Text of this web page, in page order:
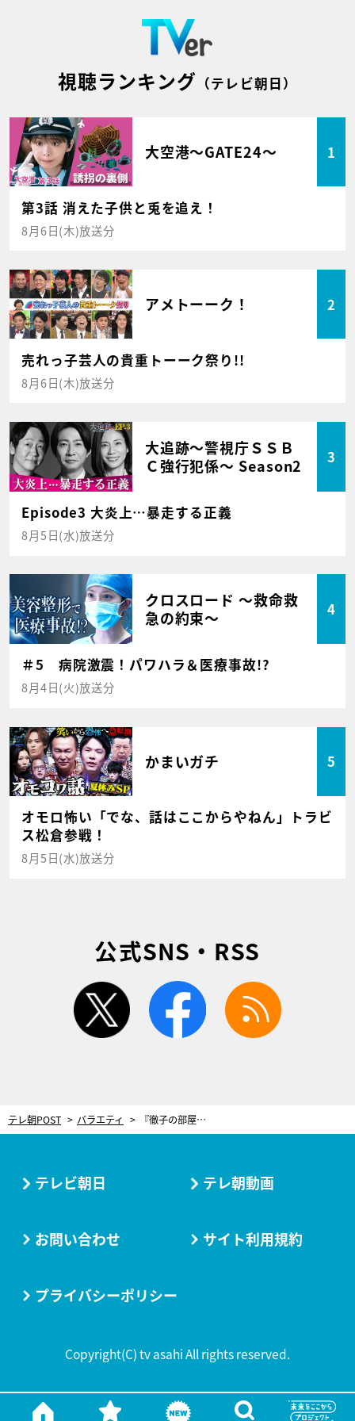
視聴ランキング （テレビ朝日）
大空港～GATE24～ 1
第3話 消えた子供と兎を追え！
8月6日(木)放送分
アメトーーク！ 2
売れっ子芸人の貴重トーーク祭り!!
8月6日(木)放送分
大追跡～警視庁ＳＳＢ
Ｃ強行犯係～ Season2
3
Episode3 大炎上…暴走する正義
8月5日(水)放送分
クロスロード ～救命救
急の約束～
4
＃5 病院激震！パワハラ＆医療事故!?
8月4日(火)放送分
かまいガチ 5
オモロ怖い「でな、話はここからやねん」トラビ
ス松倉参戦！
8月5日(水)放送分
公式SNS・RSS
twitter facebook
テレ朝POST バラエティ 『徹子の部屋』に世界で大人気の“消しゴムはんこ作家”が登場！黒柳徹子に特別な贈り物も
テレビ朝日 テレ朝動画
お問い合わせ サイト利用規約
プライバシーポリシー
Copyright(C) tv asahi All rights reserved.